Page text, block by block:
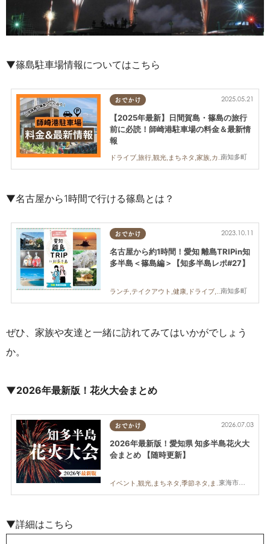
▼篠島駐車場情報についてはこちら
おでかけ
南知多町
2025.05.21
【2025年最新】日間賀島・篠島の旅行
前に必読！師崎港駐車場の料金＆最新情
報
ドライブ,旅行,観光,まちネタ,家族,カップル,友人
▼名古屋から1時間で行ける篠島とは？
おでかけ
南知多町
2023.10.11
名古屋から約1時間！愛知 離島TRIPin知
多半島＜篠島編＞【知多半島レポ#27】
ランチ,テイクアウト,健康,ドライブ,観光,自然,おひとりさま,知多半島レポ
ぜひ、 家族や友達と一緒に訪れてみてはいかがでしょう
か。
▼2026年最新版！花火大会まとめ
おでかけ
東海市,大府市,知多市,東浦町,阿久比町,半田市,常滑市,武豊町,美浜町,南知多町
2026.07.03
2026年最新版！愛知県 知多半島花火大
会まとめ 【随時更新】
イベント,観光,まちネタ,季節ネタ,まとめ記事,親子,夫婦,家族,カップル,友人
▼詳細はこちら